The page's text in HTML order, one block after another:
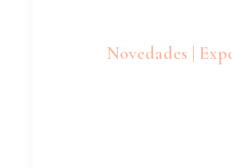
Novedades |